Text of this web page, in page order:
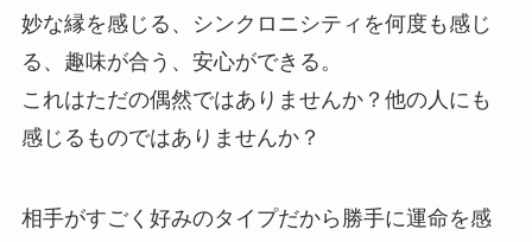
妙な縁を感じる、シンクロニシティを何度も感じ
る、趣味が合う、安心ができる。
これはただの偶然ではありませんか？他の人にも
感じるものではありませんか？
相手がすごく好みのタイプだから勝手に運命を感